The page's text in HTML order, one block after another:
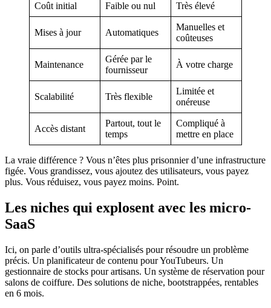
Coût initial Faible ou nul Très élevé
Mises à jour Automatiques
Manuelles et
coûteuses
Maintenance
Gérée par le
fournisseur
À votre charge
Scalabilité Très flexible
Limitée et
onéreuse
Accès distant
Partout, tout le
temps
Compliqué à
mettre en place
La vraie différence ? Vous n’êtes plus prisonnier d’une infrastructure
figée. Vous grandissez, vous ajoutez des utilisateurs, vous payez
plus. Vous réduisez, vous payez moins. Point.
Les niches qui explosent avec les micro-
SaaS
Ici, on parle d’outils ultra-spécialisés pour résoudre un problème
précis. Un planificateur de contenu pour YouTubeurs. Un
gestionnaire de stocks pour artisans. Un système de réservation pour
salons de coiffure. Des solutions de niche, bootstrappées, rentables
en 6 mois.